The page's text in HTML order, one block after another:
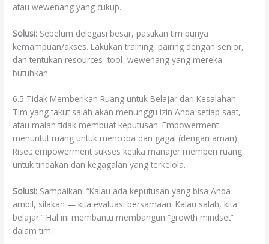
atau wewenang yang cukup.
Solusi: Sebelum delegasi besar, pastikan tim punya
kemampuan/akses. Lakukan training, pairing dengan senior,
dan tentukan resources–tool–wewenang yang mereka
butuhkan.
6.5 Tidak Memberikan Ruang untuk Belajar dari Kesalahan
Tim yang takut salah akan menunggu izin Anda setiap saat,
atau malah tidak membuat keputusan. Empowerment
menuntut ruang untuk mencoba dan gagal (dengan aman).
Riset: empowerment sukses ketika manajer memberi ruang
untuk tindakan dan kegagalan yang terkelola.
Solusi: Sampaikan: “Kalau ada keputusan yang bisa Anda
ambil, silakan — kita evaluasi bersamaan. Kalau salah, kita
belajar.” Hal ini membantu membangun “growth mindset”
dalam tim.